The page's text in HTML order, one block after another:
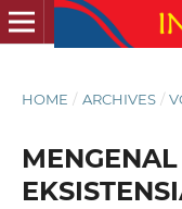
HOME / ARCHIVES /